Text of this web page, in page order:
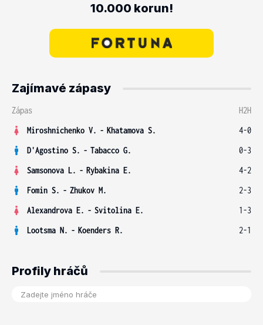
10.000 korun!
Zajímavé zápasy
Zápas
H2H
Miroshnichenko V. - Khatamova S.
4-0
D'Agostino S. - Tabacco G.
0-3
Samsonova L. - Rybakina E.
4-2
Fomin S. - Zhukov M.
2-3
Alexandrova E. - Svitolina E.
1-3
Lootsma N. - Koenders R. 2-1
Profily hráčů